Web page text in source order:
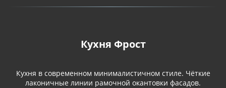
Кухня Фрост
Кухня в современном минималистичном стиле. Чёткие
лаконичные линии рамочной окантовки фасадов.